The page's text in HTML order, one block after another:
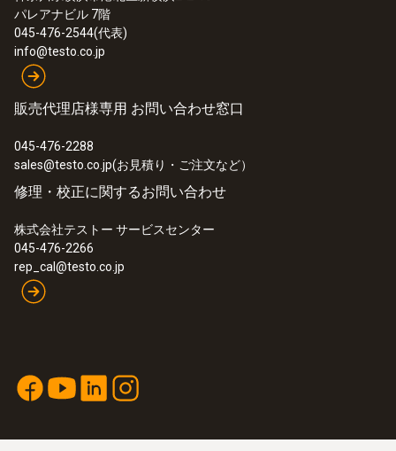
ハウジング
プラスチック
Product colour
testo 350 - 多成分燃焼排ガス分析計 測
定ボックス
パレアナビル 7階
045-476-2544(代表)
info@testo.co.jp
販売代理店様専用 お問い合わせ窓口
045-476-2288
sales@testo.co.jp(お見積り・ご注文など）
修理・校正に関するお問い合わせ
株式会社テストー サービスセンター
045-476-2266
rep_cal@testo.co.jp